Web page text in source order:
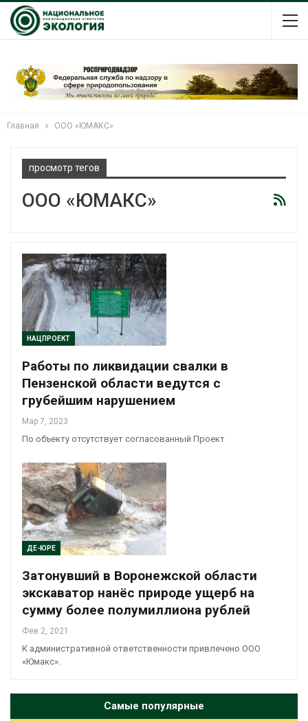
Главная ООО «ЮМАКС»
просмотр тегов
ООО «ЮМАКС»
НАЦПРОЕКТ
Работы по ликвидации свалки в
Пензенской области ведутся с
грубейшим нарушением
Мар 7, 2023
По объекту отсутствует согласованный Проект
ДЕ-ЮРЕ
Затонувший в Воронежской области
экскаватор нанёс природе ущерб на
сумму более полумиллиона рублей
Фев 2, 2021
К административной ответственности привлечено ООО
«Юмакс».
Самые популярные